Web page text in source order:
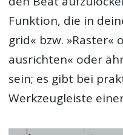
Funktion, die in
grid« bzw. »Raster«
ausrichten« oder
sein; es gibt bei
Werkzeugleiste